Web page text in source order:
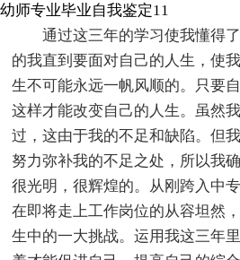
幼师专业毕业自我鉴定11
通过这三年的学习使我懂得
的我直到要面对自己的人生，使
生不可能永远一帆风顺的。只要
这样才能改变自己的人生。虽然
过，这由于我的不足和缺陷。但
努力弥补我的不足之处，所以我
很光明，很辉煌的。从刚跨入中
在即将走上工作岗位的从容坦然
生中的一大挑战。运用我这三年